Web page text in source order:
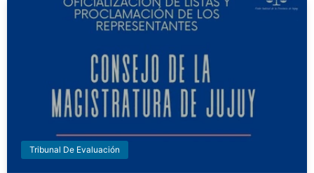
Tribunal De Evaluación